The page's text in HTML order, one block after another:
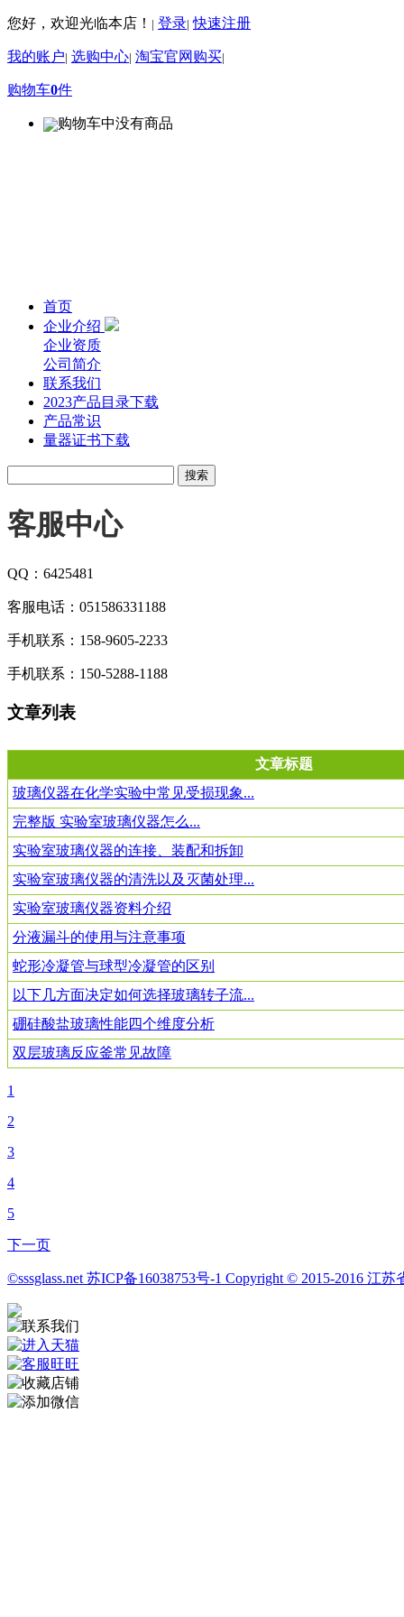
您好，欢迎光临本店！ | 登录| 快速注册
我的账户| 选购中心| 淘宝官网购买|
购物车0件
购物车中没有商品
首页
企业介绍
企业资质
公司简介
联系我们
2023产品目录下载
产品常识
量器证书下载
客服中心
QQ：6425481
客服电话：051586331188
手机联系：158-9605-2233
手机联系：150-5288-1188
文章列表
文章标题
玻璃仪器在化学实验中常见受损现象...
完整版 实验室玻璃仪器怎么...
实验室玻璃仪器的连接、装配和拆卸
实验室玻璃仪器的清洗以及灭菌处理...
实验室玻璃仪器资料介绍
分液漏斗的使用与注意事项
蛇形冷凝管与球型冷凝管的区别
以下几方面决定如何选择玻璃转子流...
​硼硅酸盐玻璃性能四个维度分析
双层玻璃反应釜常见故障
1
2
3
4
5
下一页
©sssglass.net 苏ICP备16038753号-1 Copyright © 2015-2016 江